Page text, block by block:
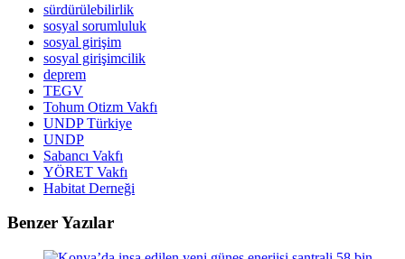
sürdürülebilirlik
sosyal sorumluluk
sosyal girişim
sosyal girişimcilik
deprem
TEGV
Tohum Otizm Vakfı
UNDP Türkiye
UNDP
Sabancı Vakfı
YÖRET Vakfı
Habitat Derneği
Benzer Yazılar